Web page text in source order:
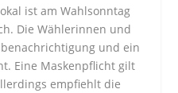
ist am Wahlsonntag
Die Wählerinnen und
und ein
Eine Maskenpflicht gilt
empfiehlt die